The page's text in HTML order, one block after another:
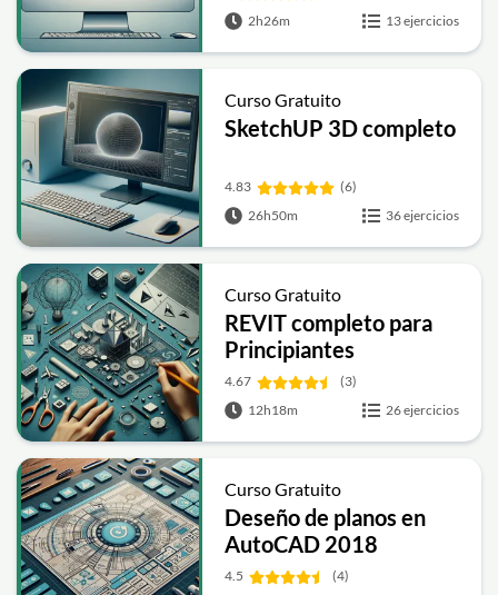
2h26m
13 ejercicios
Curso Gratuito
SketchUP 3D completo
4.83
(6)
26h50m
36 ejercicios
Curso Gratuito
REVIT completo para
Principiantes
4.67
(3)
12h18m
26 ejercicios
Curso Gratuito
Deseño de planos en
AutoCAD 2018
4.5
(4)